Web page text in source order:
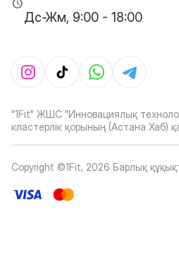
Дс-Жм, 9:00 - 18:00
"1Fit" ЖШС "Инновациялық
кластерлік қорының (Астана Хаб)
Copyright ©1Fit, 2026 Барлық